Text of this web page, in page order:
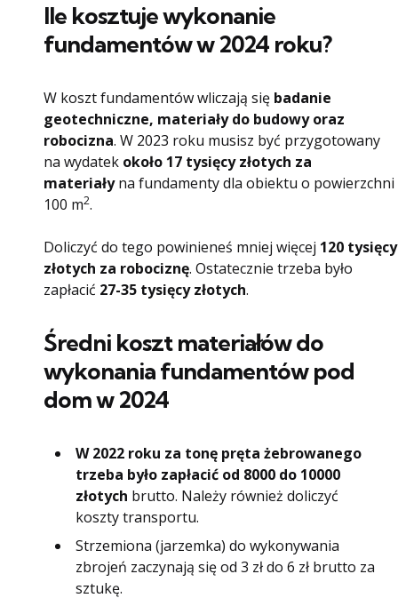
Ile kosztuje wykonanie
fundamentów w 2024 roku?
W koszt fundamentów wliczają się badanie
geotechniczne, materiały do budowy oraz
robocizna. W 2023 roku musisz być przygotowany
na wydatek około 17 tysięcy złotych za
materiałyna fundamenty dla obiektu o powierzchni
100 m2.
Doliczyć do tego powinieneś mniej więcej 120 tysięcy
złotych za robociznę. Ostatecznie trzeba było
zapłacić 27-35 tysięcy złotych.
Średni koszt materiałów do
wykonania fundamentów pod
dom w 2024
W 2022 roku za tonę pręta żebrowanego
trzeba było zapłacić od 8000 do 10000
złotych brutto. Należy również doliczyć
koszty transportu.
Strzemiona (jarzemka) do wykonywania
zbrojeń zaczynają się od 3 zł do 6 zł brutto za
sztukę.